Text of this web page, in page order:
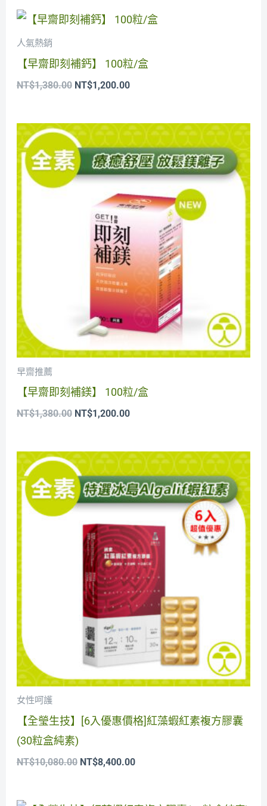
人氣熱銷
【早齋即刻補鈣】 100粒/盒
NT$1,380.00
原
始
NT$1,380.00。
NT$1,200.00
目
前
NT$1,200.00。
早齋推薦
【早齋即刻補鎂】 100粒/盒
NT$1,380.00
原
始
價
格：
NT$1,380.00。
NT$1,200.00
目
前
價
格：
NT$1,200.00。
女性呵護
【全瑩生技】[6入優惠價格]紅藻蝦紅素複方膠囊
(30粒盒純素)
NT$10,080.00
原
始
價
格：
NT$10,080.00。
NT$8,400.00
目
前
價
格：
NT$8,400.00。